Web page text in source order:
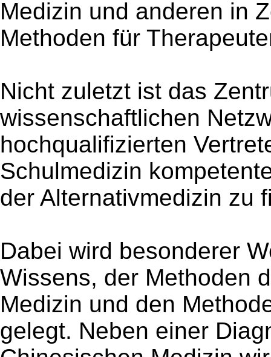
Medizin und anderen in
Methoden für
Nicht zuletzt ist das
wissenschaftlichen
hochqualifizierten
Schulmedizin
der Alternativmedizin zu
Dabei wird besonderer
Wissens, der Methoden
Medizin und den
gelegt. Neben einer